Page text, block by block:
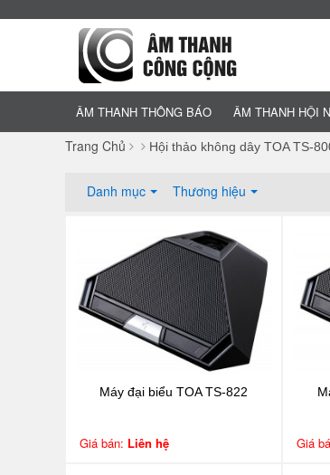
ÂM THANH THÔNG BÁO ÂM THANH HỘI
Trang Chủ Hội thảo không dây TOA TS-
Danh mục Thương hiệu
Máy đại biểu TOA TS-822
Giá bán: Liên hệ Giá